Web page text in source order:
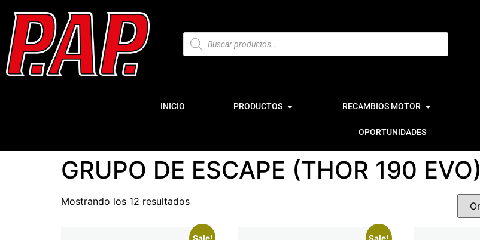
INICIO PRODUCTOS RECAMBIOS MOTOR
OPORTUNIDADES
GRUPO DE ESCAPE (THOR 190 EVO)
Mostrando los 12 resultados